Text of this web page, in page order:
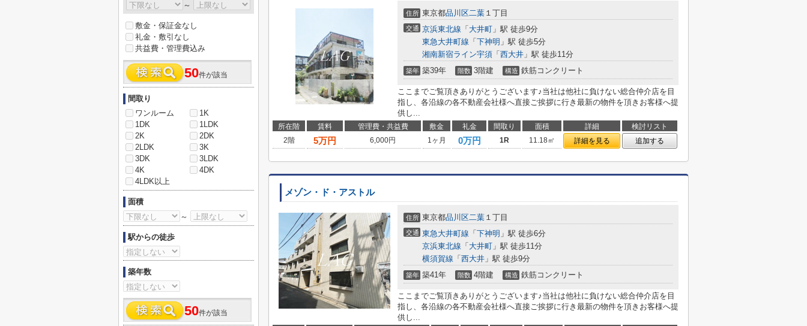
住所 東京都品川区二葉 １丁目
交通 京浜東北線 「 大井町 」駅 徒歩9分
東急大井町線 「 下神明 」駅 徒歩5分
湘南新宿ライン宇須 「 西大井 」駅 徒歩11分
築年 築39年 階数 3階建 構造 鉄筋コンクリート
ここまでご覧頂きありがとうございます♪当社は他社に負けない総合仲介店を目
指し、各沿線の各不動産会社様へ直接ご挨拶に行き最新の物件を頂きお客様へ提
供し...
所在階 賃料 管理費・共益費 敷金 礼金 間取り 面積 詳細
検討リスト
2階
5万円 6,000円 1ヶ月 0万円 1R 11.18㎡ 詳細を見る 追加する
メゾン・ド・アストル
住所 東京都品川区二葉 １丁目
交通 東急大井町線 「 下神明 」駅 徒歩6分
京浜東北線 「 大井町 」駅 徒歩11分
横須賀線 「 西大井 」駅 徒歩9分
築年 築41年 階数 4階建 構造 鉄筋コンクリート
ここまでご覧頂きありがとうございます♪当社は他社に負けない総合仲介店を目
指し、各沿線の各不動産会社様へ直接ご挨拶に行き最新の物件を頂きお客様へ提
供し...
～
敷金・保証金なし
礼金・敷引なし
共益費・管理費込み
50件が該当
間取り
ワンルーム
1K
1DK
1LDK
2K
2DK
2LDK
3K
3DK
3LDK
4K
4DK
4LDK以上
面積
～
駅からの徒歩
築年数
50件が該当